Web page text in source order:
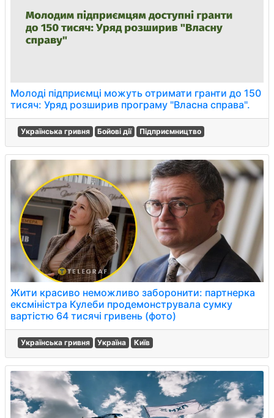
Молоді підприємці можуть отримати гранти до 150
тисяч: Уряд розширив програму "Власна справа".
Українська гривня Бойові дії Підприємництво
Жити красиво неможливо заборонити: партнерка
ексміністра Кулеби продемонструвала сумку
вартістю 64 тисячі гривень (фото)
Українська гривня Україна Київ